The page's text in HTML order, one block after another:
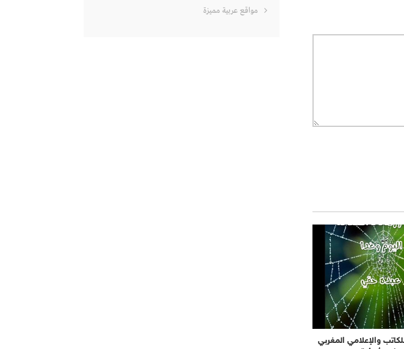
والإعلامي المغربي
مواقع عربية مميزة